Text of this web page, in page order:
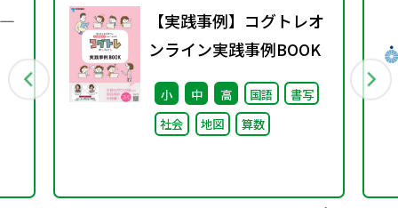
―
【実践事例】コグトレオ
ンライン実践事例BOOK
小 中 高 国語
書写
社会
地図 算数